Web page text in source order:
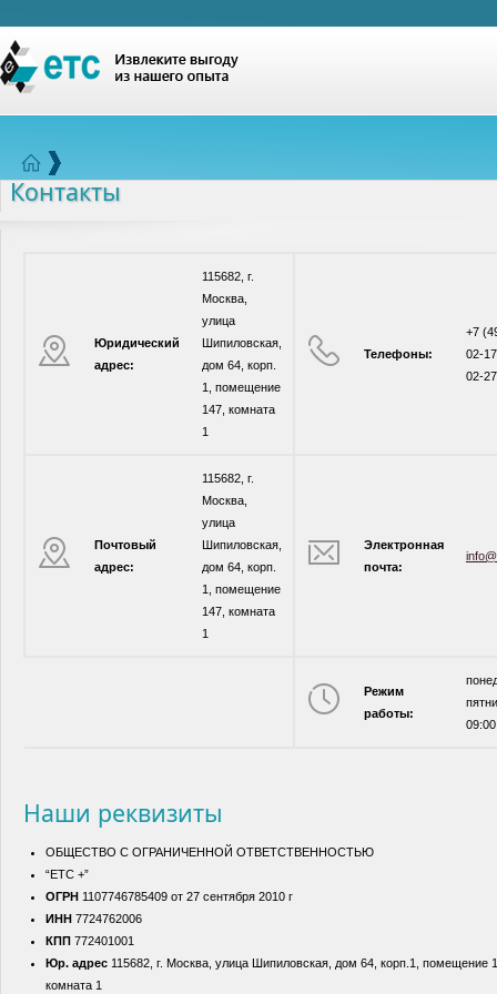
Контакты
Юридический
адрес:
115682, г.
Москва,
улица
Шипиловская,
дом 64, корп.
1, помещение
147, комната
1
Телефоны:
+7
02-
02-27
Почтовый
адрес:
115682, г.
Москва,
улица
Шипиловская,
дом 64, корп.
1, помещение
147, комната
1
Электронная
почта:
Режим
работы:
Наши реквизиты
ОБЩЕСТВО С ОГРАНИЧЕННОЙ ОТВЕТСТВЕННОСТЬЮ
“ЕТС +”
ОГРН 1107746785409 от 27 сентября 2010 г
ИНН 7724762006
КПП 772401001
Юр. адрес 115682, г. Москва, улица Шипиловская, дом 64, корп.1, помещение
комната 1